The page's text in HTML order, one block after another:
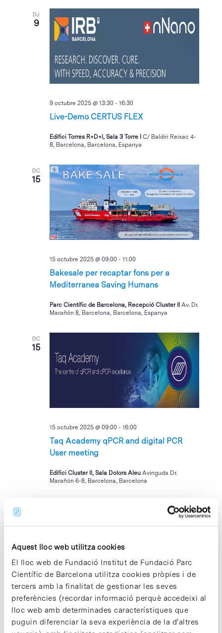
Aquest lloc web utilitza cookies
El lloc web de Fundació Institut de Fundació Parc
Científic de Barcelona utilitza cookies pròpies i de
tercers amb la finalitat de gestionar les seves
preferències (recordar informació perquè accedeixi al
lloc web amb determinades característiques que
puguin diferenciar la seva experiència de la d'altres
DJ
9
Live-Demo CERTUS FLEX
9 octubre 2025 @ 13:30 -16:30
Edifici Torres R+D+I, Sala 3 Torre IC/ Baldiri Reixac 4-
8, Barcelona, Barcelona, Espanya
DC
15
Bakesale per recaptar fons per a
Mediterranea Saving Humans
15 octubre 2025 @ 09:00 -11:00
Parc Científic de Barcelona, Recepció Cluster IIAv. Dr.
Marañón 8, Barcelona, Barcelona, Espanya
DC
15
Taq Academy qPCR and digital PCR
User meeting
15 octubre 2025 @ 09:00 -16:00
Edifici Cluster II, Sala Dolors Aleu Avinguda Dr.
Marañón 6-8, Barcelona, Barcelona
Coffee Connection (Acte exclusiu per a
la Comunitat PCB)
16 octubre 2025 @ 10:00 11:30